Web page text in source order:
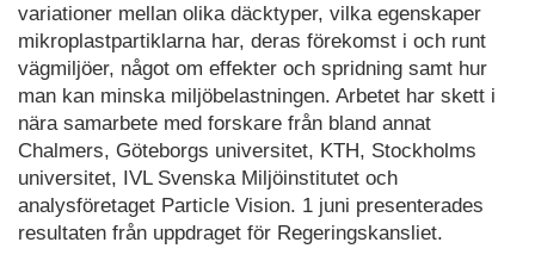
variationer mellan olika däcktyper, vilka egenskaper
mikroplastpartiklarna har, deras förekomst i och runt
vägmiljöer, något om effekter och spridning samt hur
man kan minska miljöbelastningen. Arbetet har skett i
nära samarbete med forskare från bland annat
Chalmers, Göteborgs universitet, KTH, Stockholms
universitet, IVL Svenska Miljöinstitutet och
analysföretaget Particle Vision. 1 juni presenterades
resultaten från uppdraget för Regeringskansliet.